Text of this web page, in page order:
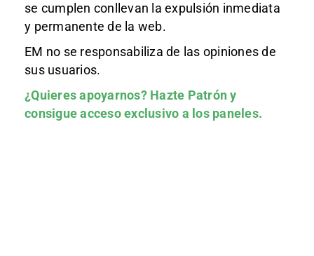
se cumplen conllevan la expulsión inmediata
y permanente de la web.
EM no se responsabiliza de las opiniones de
sus usuarios.
¿Quieres apoyarnos? Hazte Patróny
consigue acceso exclusivo a los paneles.